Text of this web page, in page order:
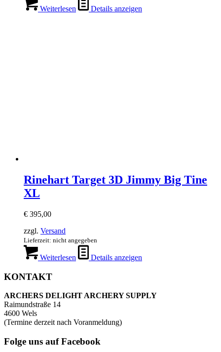
Weiterlesen Details anzeigen
Rinehart Target 3D Jimmy Big Tine
XL
€ 395,00
zzgl. Versand
Lieferzeit: nicht angegeben
Weiterlesen Details anzeigen
KONTAKT
ARCHERS DELIGHT ARCHERY SUPPLY
Raimundstraße 14
4600 Wels
(Termine derzeit nach Voranmeldung)
Folge uns auf Facebook